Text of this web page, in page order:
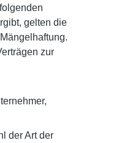
gelten die
zur
der Art der